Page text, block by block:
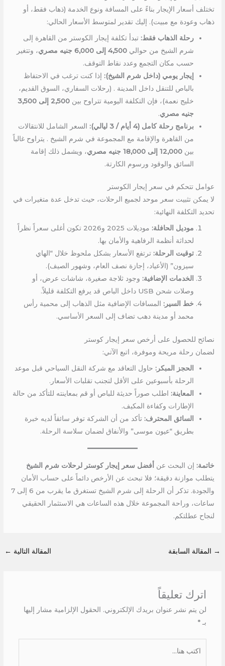
تختلف أسعار الإيجار بناءً على المسافة ونوع الخدمة (ذهاب فقط، أو
ذهاب وعودة مع مبيت). إليك تقدير لمتوسط الأسعار الحالي:
رحلة الذهاب فقط: تبدأ تكلفة إيجار الكوستر من القاهرة إلى
شرم الشيخ من حوالي4,500 إلى 6,000 جنيه مصري
، وتتغير
حسب مكان التجمع وعدد نقاط التوقف.
إيجار يومي (داخل شرم الشيخ): إذا كنت ترغب في الاحتفاظ
بالباص للتنقل داخل المدينة . (رحلات السفاري، السوق القديم،
خليج نعمة)، فإن التكلفة اليومية تتراوح بين
2,500 إلى 3,500
جنيه مصري.
برنامج رحلة كامل (4 أيام / 3 ليالي):
السعر الشامل للانتقالات
من القاهرة والإقامة مع المجموعة في شرم الشيخ . يتراوح غالباً
بين12,000 إلى 18,000 جنيه مصري
، ويشمل ذلك إقامة
السائق والوقود ورسوم الكارتة.
عوامل تتحكم في سعر إيجار الكوستر
لا يمكن تثبيت سعر موحد لجميع الرحلات، حيث تدخل عدة متغيرات في
تحديد التكلفة النهائية:
موديل الحافلة:
موديلات 2025 و2026 تكون أغلى سعراً نظراً
لحداثة أنظمة الرفاهية والأمان بها.
توقيت الرحلة: ترتفع الأسعار بشكل ملحوظ خلال “الهاي
سيزون” (الأعياد، إجازة نصف العام، وشهور الصيف).
الخدمات الإضافية: وجود ثلاجة صغيرة، شاشات عرض، أو
وصلات شحن USB داخل الباص قد يرفع التكلفة قليلاً.
خط السير: المسافات الإضافية مثل الذهاب إلى محمية رأس
محمد أو مدينة دهب تضاف إلى السعر الأساسي.
نصائح للحصول على أرخص سعر إيجار كوستر
لضمان رحلة مريحة وموفرة، اتبع الآتي:
الحجز المبكر: حاول التعاقد مع شركة النقل السياحي قبل موعد
الرحلة بأسبوعين على الأقل لتجنب تقلبات الأسعار.
المعاينة: اطلب صوراً حديثة للباص أو قم بمعاينته للتأكد من حالة
الإطارات وكفاءة المكيف.
السائق المحترف: تأكد من أن الشركة توفر سائقاً لديه خبرة
بطريق “عيون موسى” والأنفاق لضمان سلاسة الرحلة.
خاتمة: إن البحث عن أفضل سعر إيجار كوستر لرحلات شرم الشيخ
يتطلب موازنة دقيقة؛ فلا تبحث عن الأرخص دائماً على حساب الأمان
والجودة. تذكر أن الرحلة إلى شرم الشيخ تستغرق ما يقرب من 6 إلى 7
ساعات، وراحة المجموعة خلال هذه الساعات هي الاستثمار الحقيقي
لنجاح عطلتكم.
→ المقالة السابقة المقالة التالية ←
اترك تعليقاً
لن يتم نشر عنوان بريدك الإلكتروني. الحقول الإلزامية مشار إليها
بـ *